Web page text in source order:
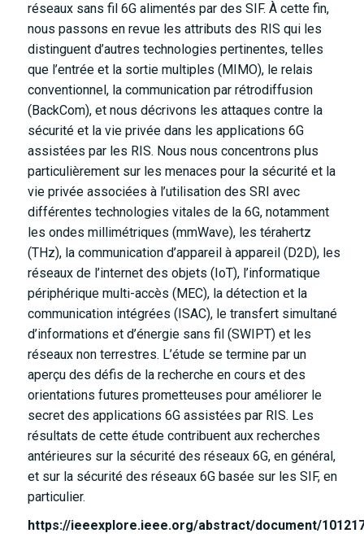
réseaux sans fil 6G alimentés par des SIF. À cette fin,
nous passons en revue les attributs des RIS qui les
distinguent d’autres technologies pertinentes, telles
que l’entrée et la sortie multiples (MIMO), le relais
conventionnel, la communication par rétrodiffusion
(BackCom), et nous décrivons les attaques contre la
sécurité et la vie privée dans les applications 6G
assistées par les RIS. Nous nous concentrons plus
particulièrement sur les menaces pour la sécurité et la
vie privée associées à l’utilisation des SRI avec
différentes technologies vitales de la 6G, notamment
les ondes millimétriques (mmWave), les térahertz
(THz), la communication d’appareil à appareil (D2D), les
réseaux de l’internet des objets (IoT), l’informatique
périphérique multi-accès (MEC), la détection et la
communication intégrées (ISAC), le transfert simultané
d’informations et d’énergie sans fil (SWIPT) et les
réseaux non terrestres. L’étude se termine par un
aperçu des défis de la recherche en cours et des
orientations futures prometteuses pour améliorer le
secret des applications 6G assistées par RIS. Les
résultats de cette étude contribuent aux recherches
antérieures sur la sécurité des réseaux 6G, en général,
et sur la sécurité des réseaux 6G basée sur les SIF, en
particulier.
https://ieeexplore.ieee.org/abstract/document/